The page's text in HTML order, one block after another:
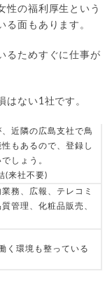
性の福利厚生という
る面もあります。
るためすぐに仕事が
はない1社です。
近隣の広島支社で鳥
もあるので、登録し
しょう。
(来社不要)
務、広報、テレコミ
管理、化粧品販売、
く環境も整っている